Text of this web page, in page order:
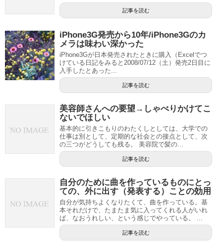
記事を読む
iPhone3G発売から10年/iPhone3Gのカ
メラは味わい深かった
iPhone3Gが日本発売されたときに購入（Excelでつ
けている日記をみると2008/07/12（土）発売2日目に
入手したとあった...
記事を読む
美容師さんへの要望→しゃべりかけてこ
ないでほしい
基本的に引きこもりのわたくしとしては、大学での
仕事は別として、定期的な社会との接点として、次
の三つがどうしても残る。 美容院で髪の...
記事を読む
自分のために曲を作っているものにとっ
ての、外に出す（発表する）ことの効用
自分が気持ちよくなりたくて、曲を作っている。基
本それだけで、たまたま気に入ってくれる人がいれ
ば、なおうれしい、という感じでやっている。 ...
記事を読む